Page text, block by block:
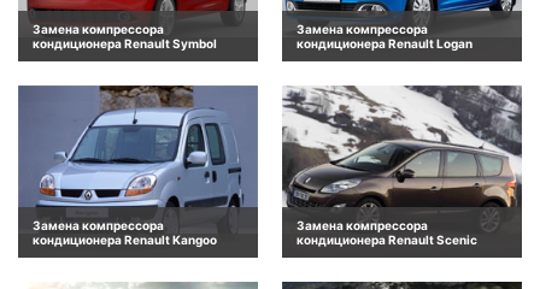
Замена компрессора
кондиционера Renault Symbol
Замена компрессора
кондиционера Renault Logan
Замена компрессора
кондиционера Renault Kangoo
Замена компрессора
кондиционера Renault Scenic